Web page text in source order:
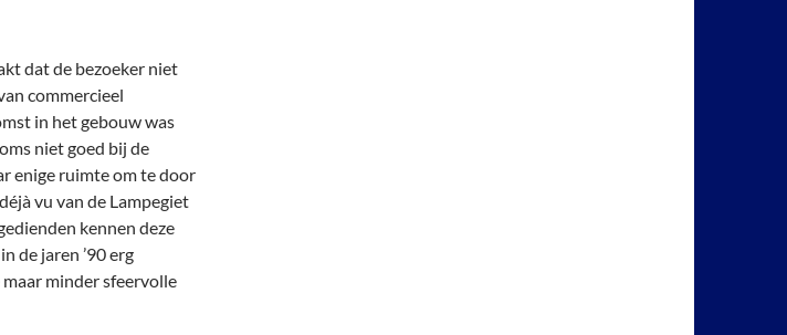
dat de bezoeker niet
commercieel
in het gebouw was
niet goed bij de
enige ruimte om te door
vu van de Lampegiet
kennen deze
de jaren ’90 erg
minder sfeervolle